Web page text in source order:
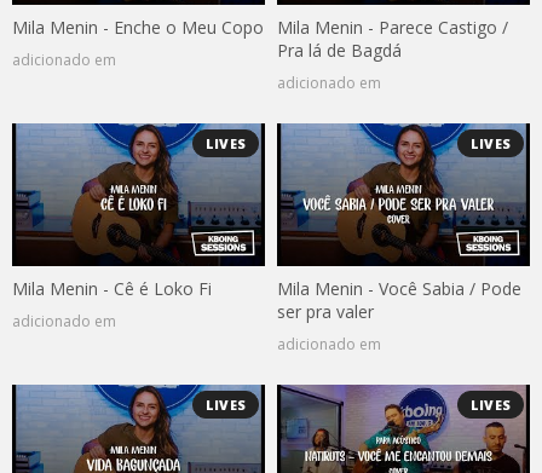
Mila Menin - Enche o Meu Copo
adicionado em
Mila Menin - Parece Castigo /
Pra lá de Bagdá
adicionado em
LIVES
Mila Menin - Cê é Loko Fi
adicionado em
LIVES
Mila Menin - Você Sabia / Pode
ser pra valer
adicionado em
LIVES LIVES